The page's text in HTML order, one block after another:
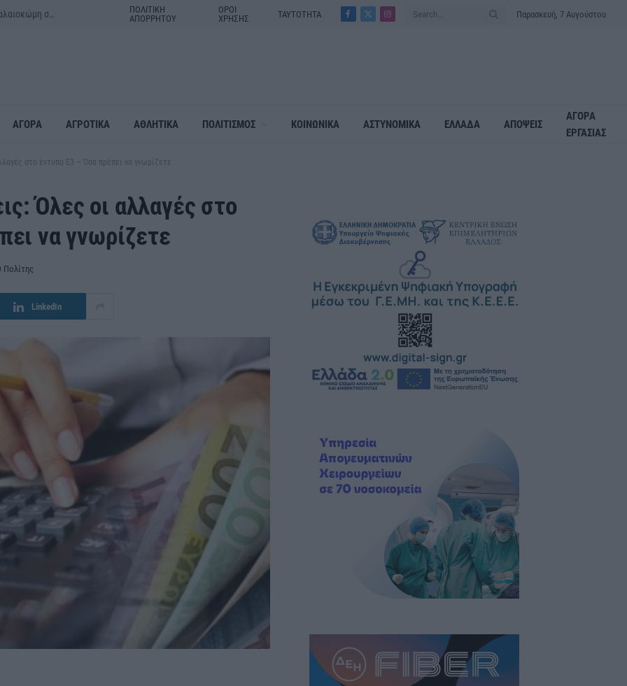
ΠΟΛΙΤΙΚΗ
ΑΠΟΡΡΗΤΟΥ
ΟΡΟΙ
ΧΡΗΣΗΣ
ΤΑΥΤΟΤΗΤΑ
Facebook
X
Instagram
Παρασκευή, 7 Αυγούστου
ΑΓΟΡΑ ΑΓΡΟΤΙΚΑ ΑΘΛΗΤΙΚΑ ΠΟΛΙΤΙΣΜΟΣ ΚΟΙΝΩΝΙΚΑ ΑΣΤΥΝΟΜΙΚΑ ΕΛΛΑΔΑ ΑΠΟΨΕΙΣ
ΑΓΟΡΑ
ΕΡΓΑΣΙΑΣ
στο έντυπο Ε3 – Όσα πρέπει να γνωρίζετε
Όλες οι αλλαγές στο
να γνωρίζετε
Πολίτης
LinkedIn